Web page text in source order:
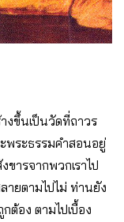
งขึ้นเป็นวัดที่ถาวร
พระธรรมคำสอนอยู่
ารจากพวกเราไป
ยตามไปไม่ ท่านยัง
ต้อง ตามไปเบื้อง